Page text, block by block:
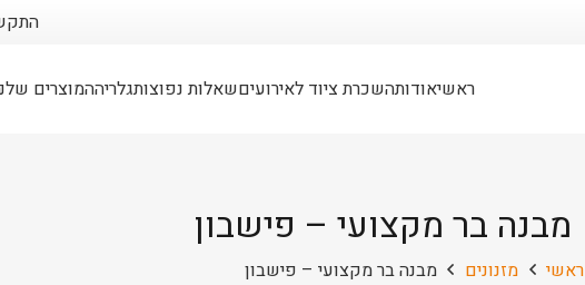
התקשרו:
ראשיאודותהשכרת ציוד לאירועיםשאלות נפוצותגלריההמוצרים
מבנה בר מקצועי – פישבון
ראשי מזנונים מבנה בר מקצועי – פישבון